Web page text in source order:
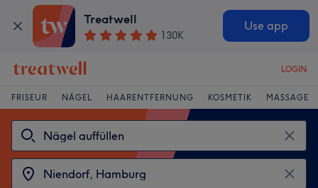
Treatwell
130K
Use app
LOGIN
FRISEUR NÄGEL HAARENTFERNUNG KOSMETIK MASSAGE